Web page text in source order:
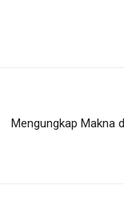
Mengungkap Makna